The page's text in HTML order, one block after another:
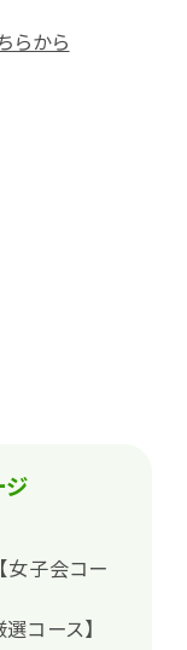
らから
ジ
女子会コー
コース】